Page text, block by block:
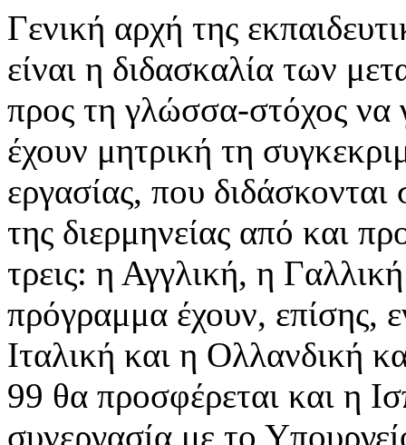
Γενική αρχή της
είναι η διδασκαλία των
προς τη γλώσσα-στόχος να
έχουν μητρική τη
εργασίας, που
της διερμηνείας από και
τρεις: η Αγγλική, η
πρόγραμμα έχουν, επίσης,
Ιταλική και η Ολλανδική
99 θα προσφέρεται και η
συνεργασία με το